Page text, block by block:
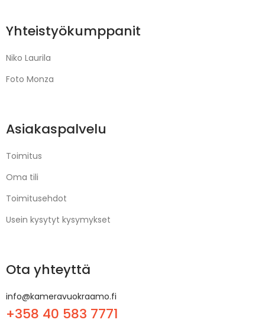
Yhteistyökumppanit
Niko Laurila
Foto Monza
Asiakaspalvelu
Toimitus
Oma tili
Toimitusehdot
Usein kysytyt kysymykset
Ota yhteyttä
info@kameravuokraamo.fi
+358 40 583 7771